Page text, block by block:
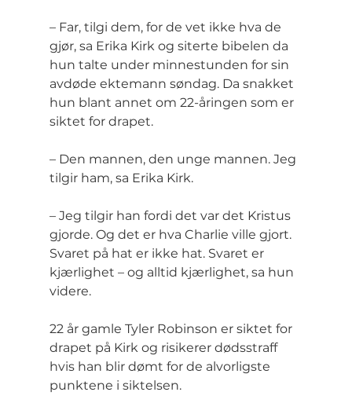
– Far, tilgi dem, for de vet ikke hva de
gjør, sa Erika Kirk og siterte bibelen da
hun talte under minnestunden for sin
avdøde ektemann søndag. Da snakket
hun blant annet om 22-åringen som er
siktet for drapet.
– Den mannen, den unge mannen. Jeg
tilgir ham, sa Erika Kirk.
– Jeg tilgir han fordi det var det Kristus
gjorde. Og det er hva Charlie ville gjort.
Svaret på hat er ikke hat. Svaret er
kjærlighet – og alltid kjærlighet, sa hun
videre.
22 år gamle Tyler Robinson er siktet for
drapet på Kirk og risikerer dødsstraff
hvis han blir dømt for de alvorligste
punktene i siktelsen.